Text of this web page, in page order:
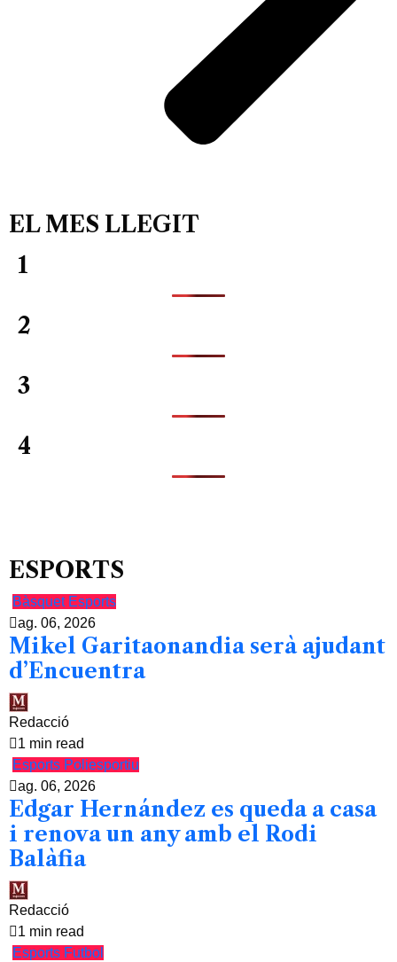
EL MES LLEGIT
1
2
3
4
ESPORTS
Bàsquet Esports
ag. 06, 2026
Mikel Garitaonandia serà ajudant
d’Encuentra
Redacció
1 min read
Esports Poliesportiu
ag. 06, 2026
Edgar Hernández es queda a casa
i renova un any amb el Rodi
Balàfia
Redacció
1 min read
Esports Futbol